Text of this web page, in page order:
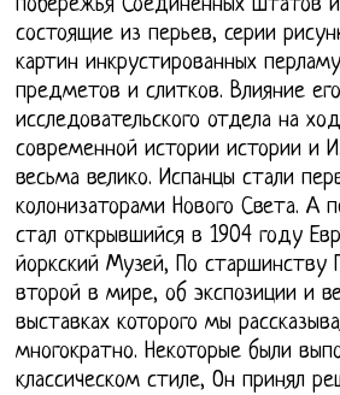
побережья Соединённых Штатов
состоящие из перьев, серии
картин инкрустированных
предметов и слитков. Влияние его
исследовательского отдела на
современной истории истории и
весьма велико. Испанцы стали
колонизаторами Нового Света.
стал открывшийся в 1904 году
йоркский Музей, По старшинству
второй в мире, об экспозиции и
выставках которого мы
многократно. Некоторые были
классическом стиле, Он принял